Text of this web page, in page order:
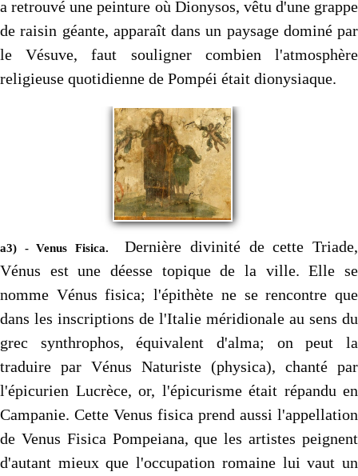
a retrouvé une peinture où Dionysos, vêtu d'une grappe
de raisin géante, apparaît dans un paysage dominé par
le Vésuve, faut souligner combien l'atmosphère
religieuse quotidienne de Pompéi était dionysiaque.
a3) - Venus Fisica.
Dernière divinité de cette Triade,
Vénus est une déesse topique de la ville. Elle se
nomme Vénus fisica; l'épithète ne se rencontre que
dans les inscriptions de l'Italie méridionale au sens du
grec synthrophos, équivalent d'alma; on peut la
traduire par Vénus Naturiste (physica), chanté par
l'épicurien Lucrèce, or, l'épicurisme était répandu en
Campanie. Cette Venus fisica prend aussi l'appellation
de Venus Fisica Pompeiana, que les artistes peignent
d'autant mieux que l'occupation romaine lui vaut un